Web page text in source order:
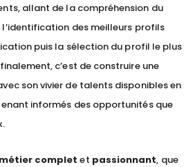
allant de la compréhension du
des meilleurs profils
puis la sélection du profil le plus
c’est de construire une
son vivier de talents disponibles en
informés des opportunités que
métier complet et passionnant, que